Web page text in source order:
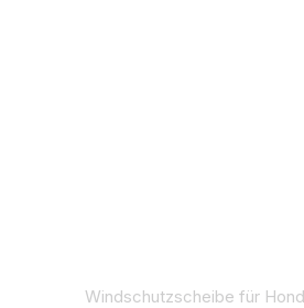
Windschutzscheibe für